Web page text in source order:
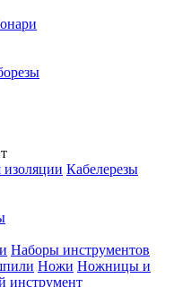
Кабелерезы
Наборы инструментов
Ножи Ножницы и
инструмент